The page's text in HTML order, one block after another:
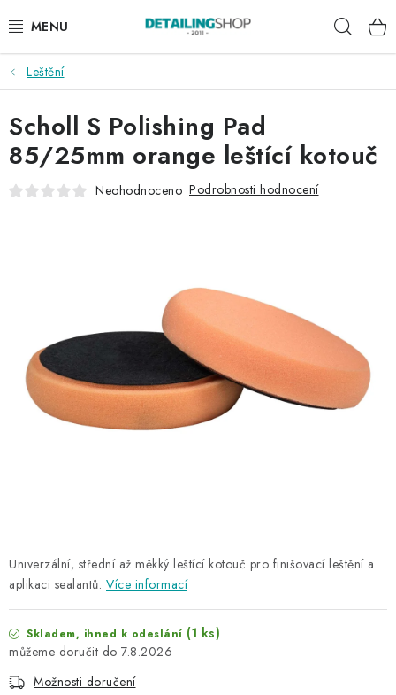
na
AKCE
NOVINKY
EXTERIÉR
DÁRKOVÉ SADY A POUKAZY
ČLÁNKY
NAŠE SLUŽBY
Věrnostní program
Všeobecné obchodní podmínky
Podmínky ochrany osobních údajů
Mapa serveru
Leštění
Univerzální, střední až měkký leštící kotouč pro finišovací leštění a
aplikaci sealantů. Více informací
Skladem, ihned k odeslání (1 ks)
7.8.2026
Možnosti doručení
Scholl S Polishing Pad
85/25mm orange leštící kotouč
Neohodnoceno Podrobnosti hodnocení